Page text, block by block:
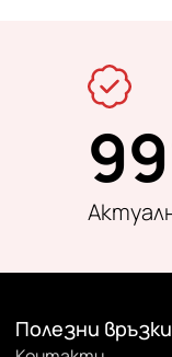
99
Полезни връзки